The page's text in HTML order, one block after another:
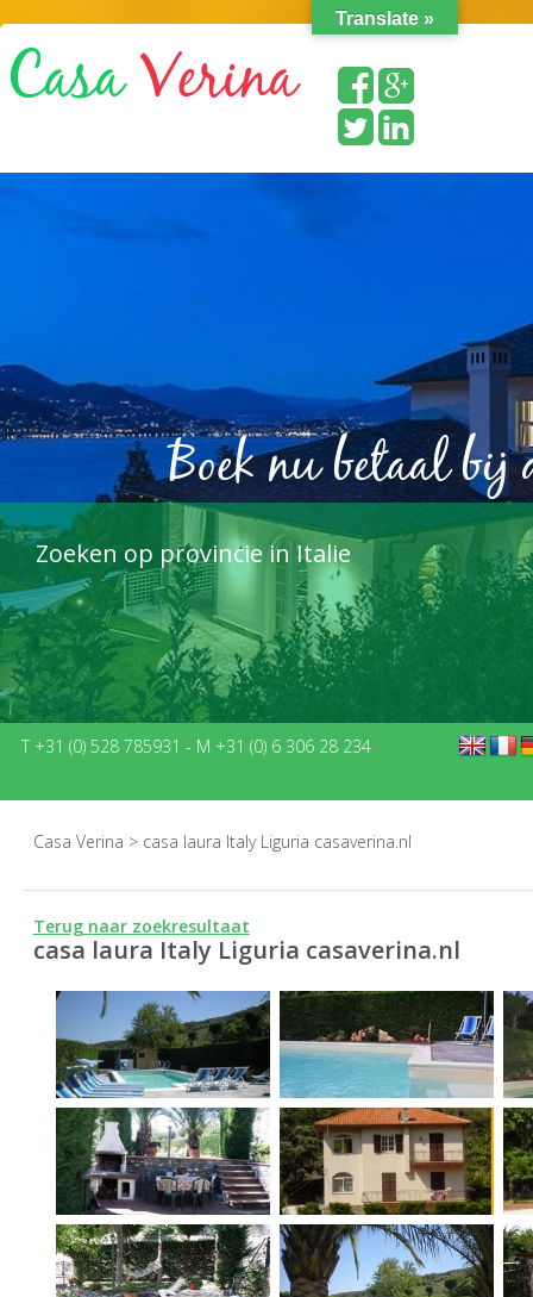
Zoeken op provincie in Italie
Boek nu betaal bij
T +31 (0) 528 785931 - M +31 (0) 6 306 28 234
Casa Verina > casa laura Italy Liguria casaverina.nl
Terug naar zoekresultaat
casa laura Italy Liguria casaverina.nl
Translate »